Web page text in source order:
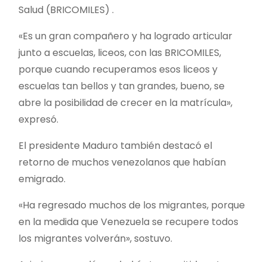
Salud (BRICOMILES) .
«Es un gran compañero y ha logrado articular
junto a escuelas, liceos, con las BRICOMILES,
porque cuando recuperamos esos liceos y
escuelas tan bellos y tan grandes, bueno, se
abre la posibilidad de crecer en la matrícula»,
expresó.
El presidente Maduro también destacó el
retorno de muchos venezolanos que habían
emigrado.
«Ha regresado muchos de los migrantes, porque
en la medida que Venezuela se recupere todos
los migrantes volverán», sostuvo.